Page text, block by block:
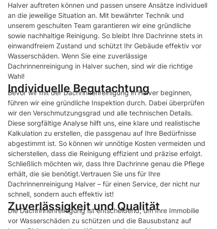
Halver auftreten können und passen unsere Ansätze individuell
an die jeweilige Situation an. Mit bewährter Technik und
unserem geschulten Team garantieren wir eine gründliche
sowie nachhaltige Reinigung. So bleibt Ihre Dachrinne stets in
einwandfreiem Zustand und schützt Ihr Gebäude effektiv vor
Wasserschäden. Wenn Sie eine zuverlässige
Dachrinnenreinigung in Halver suchen, sind wir die richtige
Wahl!
Individuelle Begutachtung
Bevor wir mit der Dachrinnenreinigung in Halver beginnen,
führen wir eine gründliche Inspektion durch. Dabei überprüfen
wir den Verschmutzungsgrad und alle technischen Details.
Diese sorgfältige Analyse hilft uns, eine klare und realistische
Kalkulation zu erstellen, die passgenau auf Ihre Bedürfnisse
abgestimmt ist. So können wir unnötige Kosten vermeiden und
sicherstellen, dass die Reinigung effizient und präzise erfolgt.
Schließlich möchten wir, dass Ihre Dachrinne genau die Pflege
erhält, die sie benötigt.Vertrauen Sie uns für Ihre
Dachrinnenreinigung Halver – für einen Service, der nicht nur
schnell, sondern auch effektiv ist!
Zuverlässigkeit und Qualität
Die Dachrinnenreinigung ist entscheidend, um Ihre Immobilie
vor Wasserschäden zu schützen und die Bausubstanz auf